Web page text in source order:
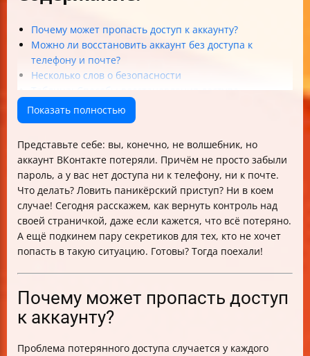
Почему может пропасть доступ к аккаунту?
Можно ли восстановить аккаунт без доступа к
телефону и почте?
Несколько слов о безопасности
Таблица: Способы восстановления доступа
А если аккаунт удалён?
Часто задаваемые вопросы (FAQ)
телефону и почте
Советы напоследок
Показать полностью
Представьте себе: вы, конечно, не волшебник, но
аккаунт ВКонтакте потеряли. Причём не просто забыли
пароль, а у вас нет доступа ни к телефону, ни к почте.
Что делать? Ловить паникёрский приступ? Ни в коем
случае! Сегодня расскажем, как вернуть контроль над
своей страничкой, даже если кажется, что всё потеряно.
А ещё подкинем пару секретиков для тех, кто не хочет
попасть в такую ситуацию. Готовы? Тогда поехали!
Почему может пропасть доступ
к аккаунту?
Проблема потерянного доступа случается у каждого